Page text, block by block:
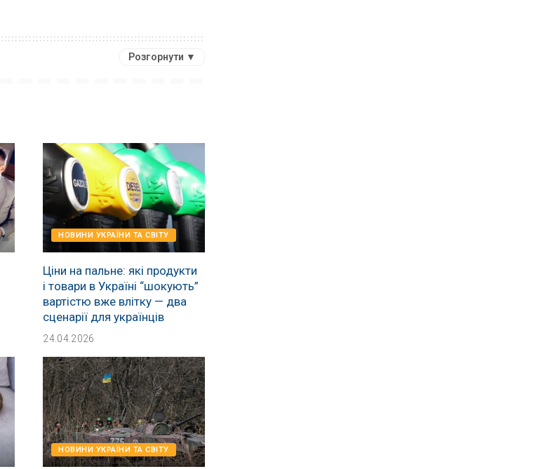
Розгорнути ▼
НОВИНИ УКРАЇНИ ТА СВІТУ
Ціни на пальне: які продукти
і товари в Україні “шокують”
вартістю вже влітку — два
сценарії для українців
24.04.2026
НОВИНИ УКРАЇНИ ТА СВІТУ